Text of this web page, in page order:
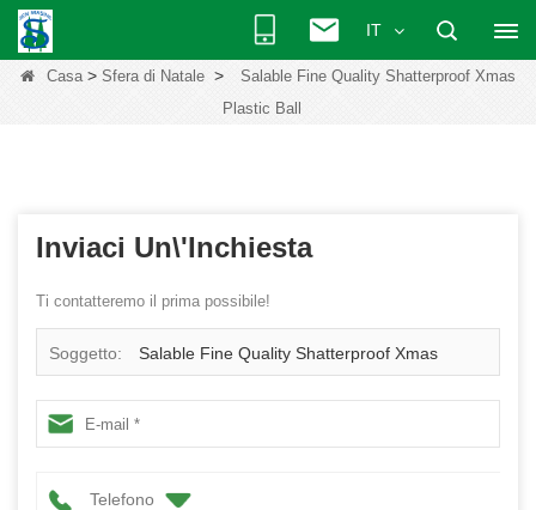
IT
Casa > Sfera di Natale >
Salable Fine Quality Shatterproof Xmas
Plastic Ball
Inviaci Un\'inchiesta
Ti contatteremo il prima possibile!
Soggetto: Salable Fine Quality Shatterproof Xmas
Plastic Ball
Telefono